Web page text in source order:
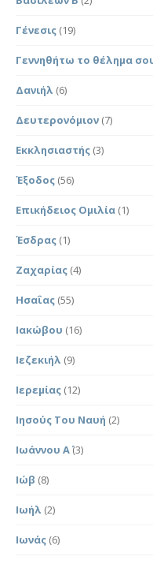
Γένεσις (19)
Γεννηθήτω το θέλημα
Δανιήλ (6)
Δευτερονόμιον (7)
Εκκλησιαστής (3)
Έξοδος (56)
Επικήδειος Ομιλία (1)
Έσδρας (1)
Ζαχαρίας (4)
Ησαΐας (55)
Ιακώβου (16)
Ιεζεκιήλ (9)
Ιερεμίας (12)
Ιησούς Του Ναυή (2)
Ιωάννου Α΄(3)
Ιώβ (8)
Ιωήλ (2)
Ιωνάς (6)